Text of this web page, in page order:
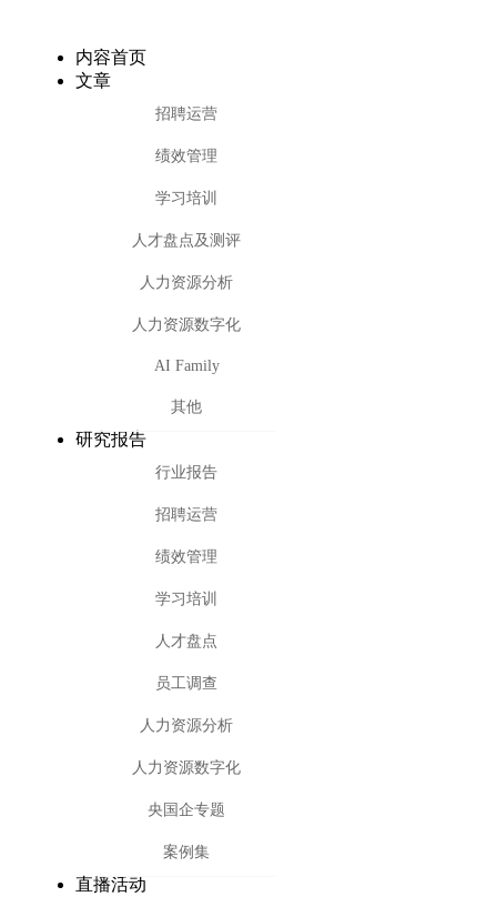
内容首页
文章
招聘运营
绩效管理
学习培训
人才盘点及测评
人力资源分析
人力资源数字化
AI Family
其他
研究报告
行业报告
招聘运营
绩效管理
学习培训
人才盘点
员工调查
人力资源分析
人力资源数字化
央国企专题
案例集
直播活动